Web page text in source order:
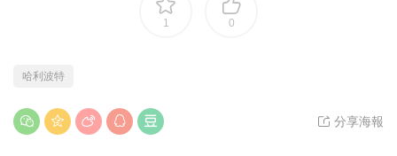
1 0
哈利波特
分享海報